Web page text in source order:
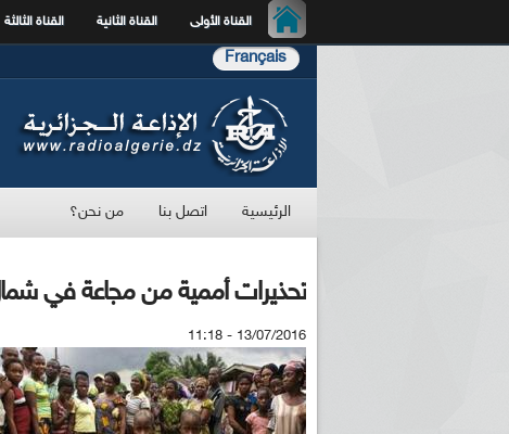
القناة الأولى القناة الثانية القناة الثالثة
Français
الرئيسية اتصل بنا من نحن؟
تحذيرات أممية من مجاعة في
13/07/2016 - 11:18